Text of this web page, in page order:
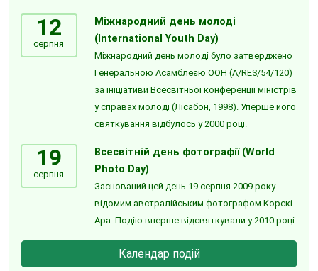
12
серпня
Міжнародний день молоді
(International Youth Day)
Міжнародний день молоді було затверджено
Генеральною Асамблеєю ООН (A/RES/54/120)
за ініціативи Всесвітньої конференції міністрів
у справах молоді (Лісабон, 1998). Уперше його
святкування відбулось у 2000 році.
19
серпня
Всесвітній день фотографії (World
Photo Day)
Заснований цей день 19 серпня 2009 року
відомим австралійським фотографом Корскі
Ара. Подію вперше відсвяткували у 2010 році.
Календар подій